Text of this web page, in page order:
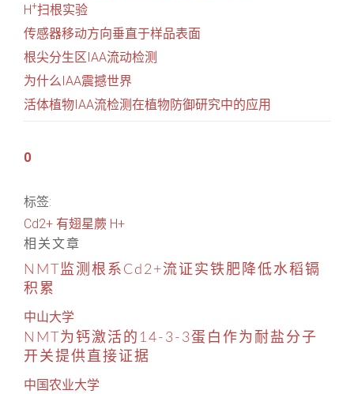
H+扫根实验
传感器移动方向垂直于样品表面
根尖分生区IAA流动检测
为什么IAA震撼世界
活体植物IAA流检测在植物防御研究中的应用
0
标签:
Cd2+ 有翅星蕨 H+
相关文章
NMT监测根系Cd2+流证实铁肥降低水稻镉
积累
中山大学
NMT为钙激活的14-3-3蛋白作为耐盐分子
开关提供直接证据
中国农业大学